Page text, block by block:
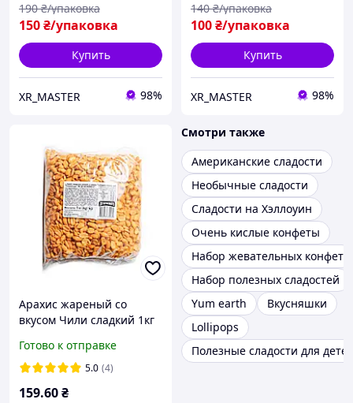
150₴/упаковка
190 ₴/упаковка
Купить
XR_MASTER 98%
100₴/упаковка
140 ₴/упаковка
Купить
XR_MASTER 98%
Арахис жареный со
вкусом Чили сладкий 1кг
Готово к отправке
5.0 (4)
159.60₴
Смотри также
Американские сладости
Необычные сладости
Сладости на Хэллоуин
Очень кислые конфеты
Набор жевательных конфет
Набор полезных сладостей
Yum earth
Вкусняшки
Lollipops
Полезные сладости для